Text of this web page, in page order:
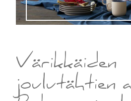
Värikkäiden
joulutähtien